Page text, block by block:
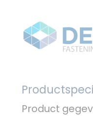
Product